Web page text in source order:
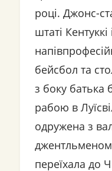
році. Джонс-
штаті Кентуккі
бейсбол та
з боку
рабою в
одружена з
переїхала до